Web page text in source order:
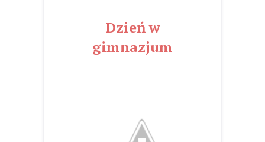
Dzień w
gimnazjum